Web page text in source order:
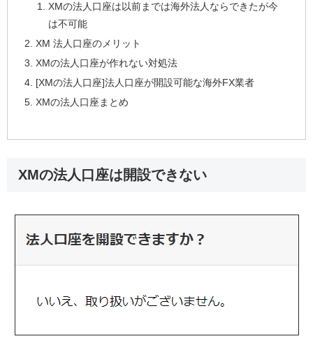
XMの法人口座は以前までは海外法人ならできたが今
は不可能
XM 法人口座のメリット
XMの法人口座が作れない対処法
[XMの法人口座]法人口座が開設可能な海外FX業者
XMの法人口座まとめ
XMの法人口座は開設できない